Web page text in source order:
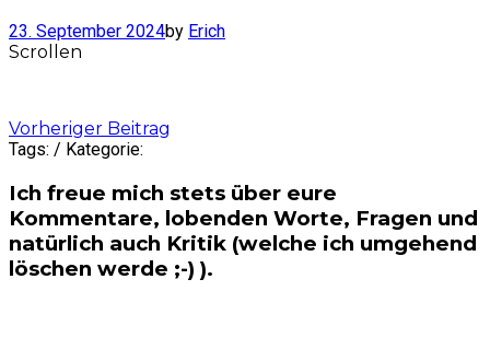
23. September 2024by Erich
Scrollen
Post
navigation
Vorheriger Beitrag
Tags: / Kategorie:
Ich freue mich stets über eure
Kommentare, lobenden Worte, Fragen und
natürlich auch Kritik (welche ich umgehend
löschen werde ;-) ).